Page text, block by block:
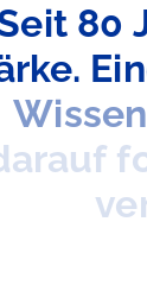
80
Wissen